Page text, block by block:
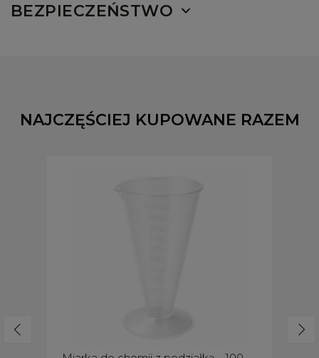
BEZPIECZEŃSTWO
NAJCZĘŚCIEJ KUPOWANE RAZEM